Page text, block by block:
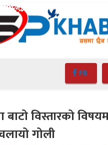
FB
बाटो विस्तारको
गोली